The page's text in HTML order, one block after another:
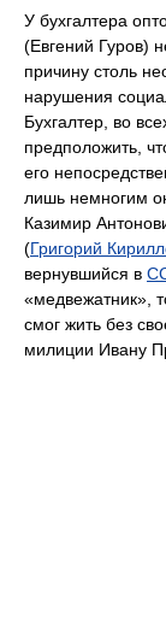
У бухгалтера
(Евгений Гуров)
причину столь
нарушения
Бухгалтер, во
предположить,
его
лишь немногим
Казимир
(Григорий
вернувшийся в
«медвежатник»,
смог жить без
милиции Ивану